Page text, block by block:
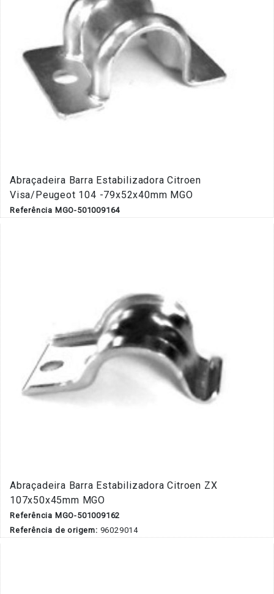
Abraçadeira Barra Estabilizadora Citroen
Visa/Peugeot 104 -79x52x40mm MGO
Referência MGO-501009164
Abraçadeira Barra Estabilizadora Citroen ZX
107x50x45mm MGO
Referência MGO-501009162
Referência de origem: 96029014